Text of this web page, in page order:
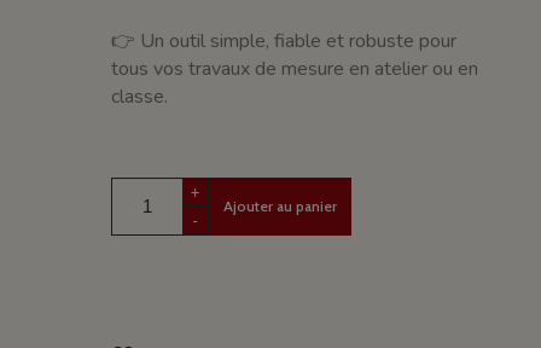
👉 Un outil simple, fiable et robuste pour
tous vos travaux de mesure en atelier ou en
classe.
+
-
Ajouter au panier